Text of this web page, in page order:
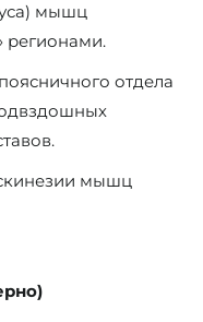
мышц
регионами.
отдела
мышц